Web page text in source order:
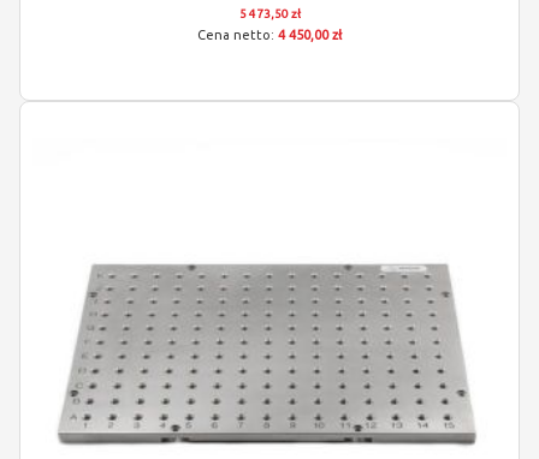
5 473,50 zł
4 450,00 zł